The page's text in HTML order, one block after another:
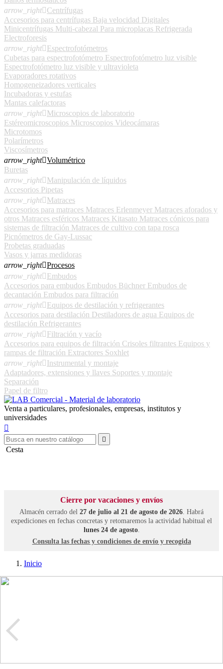
arrow_right Centrífugas
Accesorios para centrífugas Baja velocidad Digitales
Minicentrífugas Multi-cabezal Para microplacas Refrigerada
Electroforesis
arrow_right Espectrofotómetros
Cubetas para espectrofotómetro Espectrofotómetro luz visible
Espectrofotómetro luz visible y ultravioleta
Evaporadores rotativos
Homogeneizadores verticales
Incubadoras y estufas
Mantas calefactoras
arrow_right Microscopios de laboratorio
Estéreomicroscopios Microscopios Videocámaras
Microtomos
Polarímetros
Viscosímetros
arrow_rightVolumétrico
Buretas
arrow_right Manipulación de líquidos
Accesorios Pipetas
arrow_right Matraces
Accesorios para matraces Matraces Erlenmeyer Matraces aforados y
otros Matraces esféricos Matraces Kitasato Matraces cónicos para
sistemas de filtración Matraces de cultivo con tapa rosca
Picnómetros de Gay-Lussac
Probetas graduadas
Vasos y jarras medidoras
arrow_rightProcesos
arrow_right Embudos
Accesorios para embudos Embudos Büchner Embudos de
decantación Embudos para filtración
arrow_right Equipos de destilación y refrigerantes
Accesorios para destilación Destiladores de agua Equipos de
destilación Refrigerantes
arrow_right Filtración y vacío
Accesorios para equipos de filtración Crisoles filtrantes Equipos y
rampas de filtración Extractores Soxhlet
arrow_right Instrumental y montaje
Adaptadores, extensiones y llaves Soportes y montaje
Separación
Papel de filtro
Venta a particulares, profesionales, empresas, institutos y
universidades


Cesta
Cierre por vacaciones y envíos
Almacén cerrado del 27 de julio al 21 de agosto de 2026 . Habrá
expediciones en fechas concretas y retomaremos la actividad habitual el
lunes 24 de agosto.
Consulta las fechas y condiciones de envío y recogida
Inicio